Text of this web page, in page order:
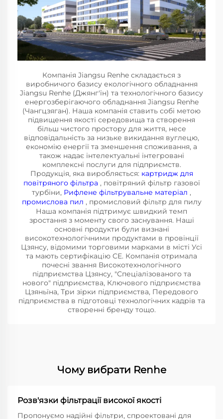
Компанія Jiangsu Renhe складається з
виробничого базису екологічного обладнання
Jiangsu Renhe (Джянг'їн) та технологічного базису
енергозберігаючого обладнання Jiangsu Renhe
(Чангцзяган). Наша компанія ставить собі метою
підвищення якості середовища та створення
більш чистого простору для життя, несе
відповідальність за низьке викидання вуглецю,
економію енергії та зменшення споживання, а
також надає інтелектуальні інтегровані
комплексні послуги для підприємств.
Продукція, яка виробляється: картридж для
повітряного фільтра , повітряний фільтр газової
турбіни, Рифлене фільтрувальне матеріал ,
промислова пил , промисловий фільтр для пилу
Наша компанія підтримує швидкий темп
зростання з моменту свого заснування. Наші
основні продукти були визнані
високотехнологічними продуктами в провінції
Цзянсу, відомими торговими марками в місті Усі
та мають сертифікацію CE. Компанія отримала
почесні звання Високотехнологічного
підприємства Цзянсу, "Спеціалізованого та
нового" підприємства, Ключового підприємства
Цзяньїна, Три зірки підприємства, Передового
підприємства в підготовці технологічних кадрів та
створенні бренду тощо.
Чому вибрати Renhe
Розв'язки фільтрації високої якості
Пропонуємо надійні фільтри, спроектовані для